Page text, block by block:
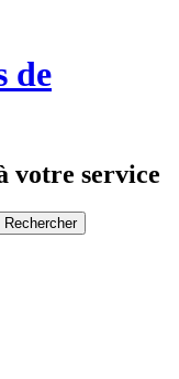
de
votre service